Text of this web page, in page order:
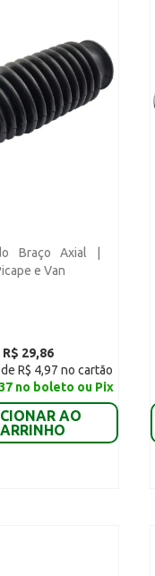
Braço Axial |
e Van
R$ 29,86
R$ 4,97 no cartão
no boleto ou Pix
AO